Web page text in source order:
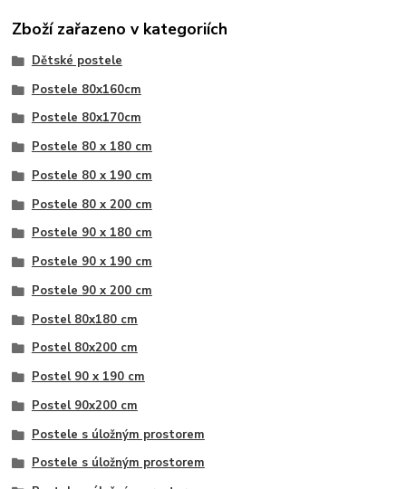
Zboží zařazeno v kategoriích
Dětské postele
Postele 80x160cm
Postele 80x170cm
Postele 80 x 180 cm
Postele 80 x 190 cm
Postele 80 x 200 cm
Postele 90 x 180 cm
Postele 90 x 190 cm
Postele 90 x 200 cm
Postel 80x180 cm
Postel 80x200 cm
Postel 90 x 190 cm
Postel 90x200 cm
Postele s úložným prostorem
Postele s úložným prostorem